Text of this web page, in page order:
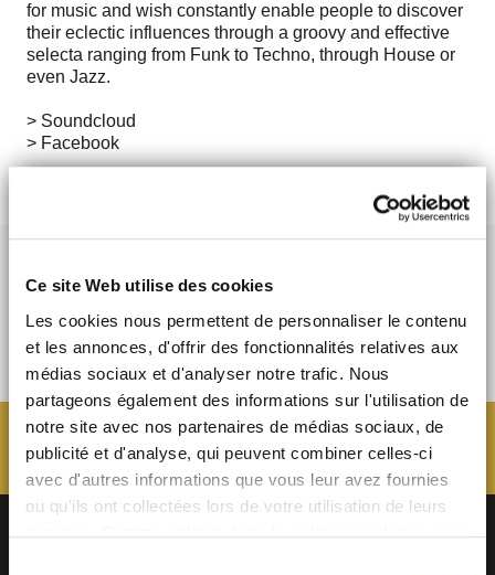
Ce site Web utilise des cookies
Les cookies nous permettent de personnaliser le contenu
et les annonces, d'offrir des fonctionnalités relatives aux
médias sociaux et d'analyser notre trafic. Nous
partageons également des informations sur l'utilisation de
notre site avec nos partenaires de médias sociaux, de
publicité et d'analyse, qui peuvent combiner celles-ci
avec d'autres informations que vous leur avez fournies
ou qu'ils ont collectées lors de votre utilisation de leurs
for music and wish constantly enable people to discover
their eclectic influences through a groovy and effective
selecta ranging from Funk to Techno, through House or
even Jazz.
> Soundcloud
> Facebook